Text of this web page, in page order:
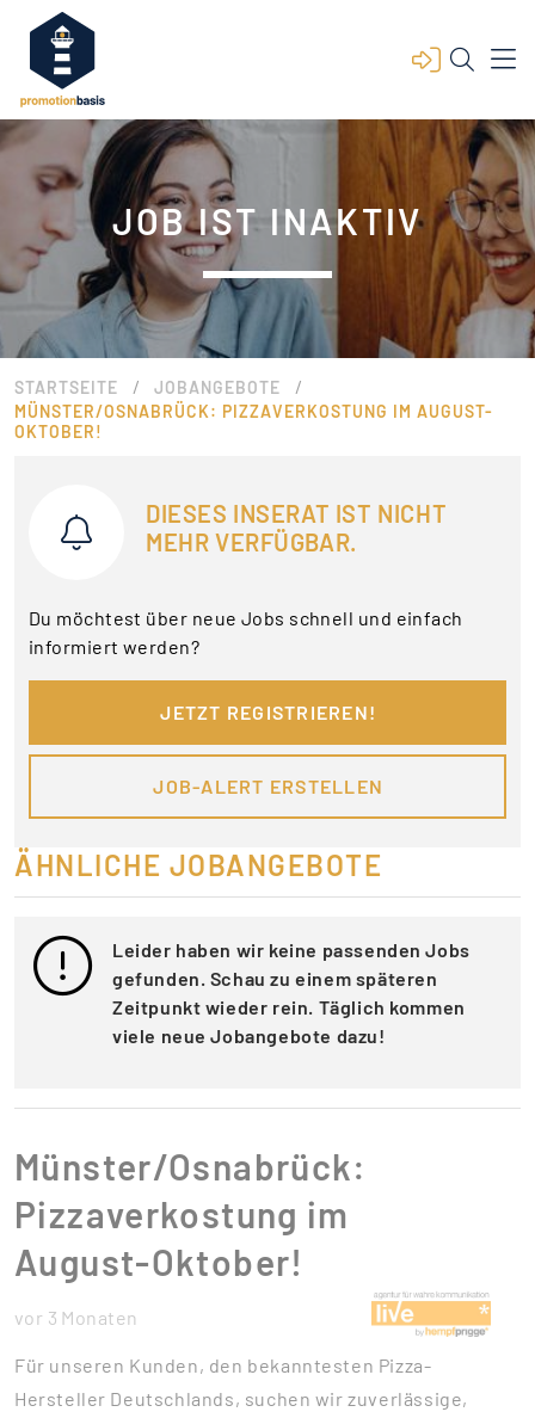
JOB IST INAKTIV
STARTSEITE / JOBANGEBOTE /
MÜNSTER/OSNABRÜCK: PIZZAVERKOSTUNG IM AUGUST-
OKTOBER!
DIESES INSERAT IST NICHT
MEHR VERFÜGBAR.
Du möchtest über neue Jobs schnell und einfach
informiert werden?
JETZT REGISTRIEREN!
JOB-ALERT ERSTELLEN
ÄHNLICHE JOBANGEBOTE
Leider haben wir keine passenden Jobs
gefunden. Schau zu einem späteren
Zeitpunkt wieder rein. Täglich kommen
viele neue Jobangebote dazu!
Münster/Osnabrück:
Pizzaverkostung im
August-Oktober!
vor 3 Monaten
Für unseren Kunden, den bekanntesten Pizza-
Hersteller Deutschlands, suchen wir zuverlässige,